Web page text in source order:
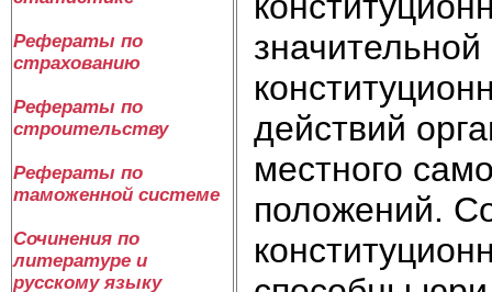
Рефераты по
страхованию
Рефераты по
строительству
Рефераты по
таможенной системе
Сочинения по
литературе и
русскому языку
действий
местного
положений.